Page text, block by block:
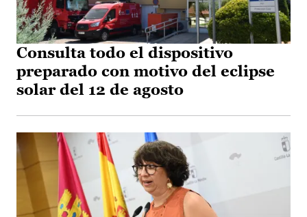
Consulta todo el dispositivo
preparado con motivo del eclipse
solar del 12 de agosto